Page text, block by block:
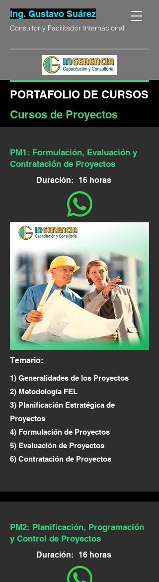
Ing. Gustavo Suárez
Consultor y Facilitador Internacional
PORTAFOLIO DE CURSOS
Cursos de Proyectos
PM1: Formulación, Evaluación y
Contratación de Proyectos
Duración: 16 horas
Temario:
1) Generalidades de los Proyectos
2) Metodología FEL
3) Planificación Estratégica de
Proyectos
4) Formulación de Proyectos
5) Evaluación de Proyectos
6) Contratación de Proyectos
PM2: Planificación, Programación
y Control de Proyectos
Duración: 16 horas